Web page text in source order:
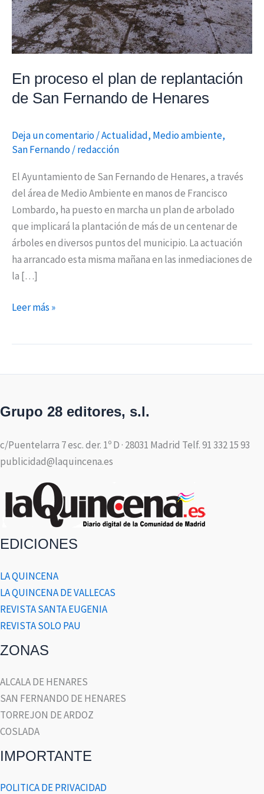
En proceso el plan de replantación
de San Fernando de Henares
Deja un comentario/Actualidad, Medio ambiente,
San Fernando/redacción
El Ayuntamiento de San Fernando de Henares, a través
del área de Medio Ambiente en manos de Francisco
Lombardo, ha puesto en marcha un plan de arbolado
que implicará la plantación de más de un centenar de
árboles en diversos puntos del municipio. La actuación
ha arrancado esta misma mañana en las inmediaciones de
la […]
Fernando
de
Henares
Leer más »
Grupo 28 editores, s.l.
c/Puentelarra 7 esc. der. 1º D · 28031 Madrid Telf. 91 332 15 93
publicidad@laquincena.es
EDICIONES
LA QUINCENA
LA QUINCENA DE VALLECAS
REVISTA SANTA EUGENIA
REVISTA SOLO PAU
ZONAS
ALCALA DE HENARES
SAN FERNANDO DE HENARES
TORREJON DE ARDOZ
COSLADA
IMPORTANTE
POLITICA DE PRIVACIDAD